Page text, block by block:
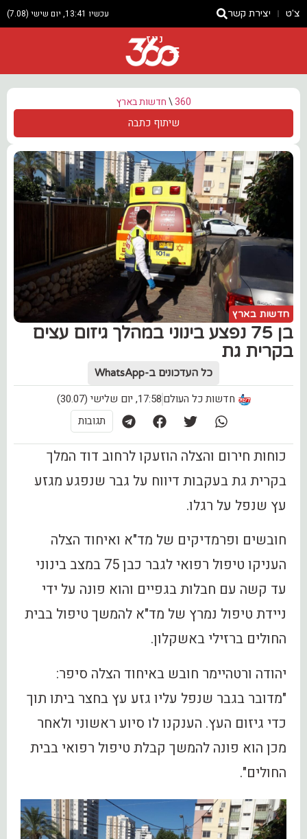
צ'ט יצירת קשר עכשיו 13:41, יום שישי (7.08)
ניוז
360
\חדשות בארץ
שיתוף כתבה
חדשות בארץ
בן 75 נפצע בינוני במהלך גיזום עצים
בקרית גת
כל העדכונים ב-WhatsApp
חדשות כל העולם17:58, יום שלישי (30.07)
תגובות
כוחות חירום והצלה הוזעקו לרחוב דוד המלך
בקרית גת בעקבות דיווח על גבר שנפגע מגזע
עץ שנפל על רגלו.
חובשים ופרמדיקים של מד"א ואיחוד הצלה
העניקו טיפול רפואי לגבר כבן 75 במצב בינוני
עד קשה עם חבלות בגפיים והוא פונה על ידי
ניידת טיפול נמרץ של מד"א להמשך טיפול בבית
החולים ברזילי באשקלון.
יהודה ורטהיימר חובש באיחוד הצלה סיפר:
"מדובר בגבר שנפל עליו גזע עץ בחצר ביתו תוך
כדי גיזום העץ. הענקנו לו סיוע ראשוני ולאחר
מכן הוא פונה להמשך קבלת טיפול רפואי בבית
החולים".